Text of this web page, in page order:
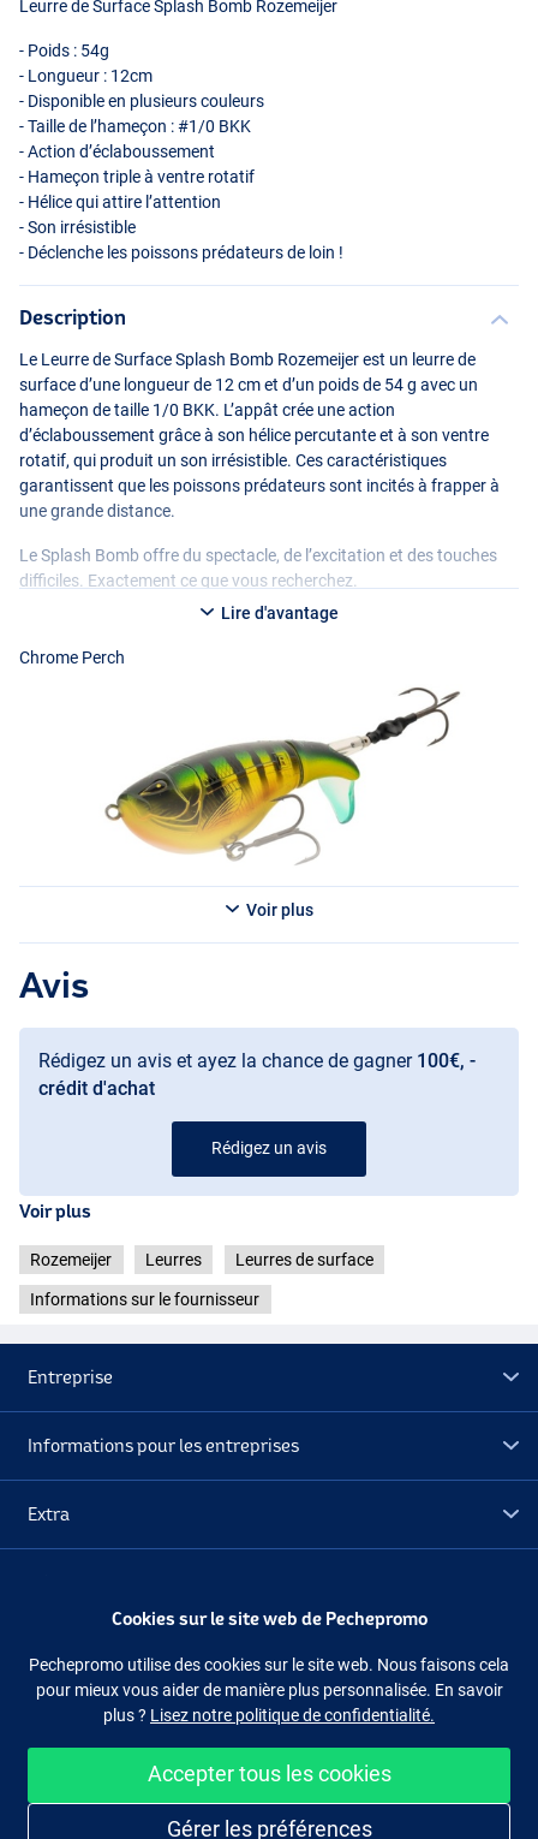
Black Ghost
Pike Candy
Leurre de Surface Splash Bomb Rozemeijer
- Poids : 54g
- Longueur : 12cm
- Disponible en plusieurs couleurs
- Taille de l’hameçon : #1/0 BKK
- Action d’éclaboussement
- Hameçon triple à ventre rotatif
- Hélice qui attire l’attention
- Son irrésistible
- Déclenche les poissons prédateurs de loin !
Description
Le Leurre de Surface Splash Bomb Rozemeijer est un leurre de
surface d’une longueur de 12 cm et d’un poids de 54 g avec un
hameçon de taille 1/0 BKK. L’appât crée une action
d’éclaboussement grâce à son hélice percutante et à son ventre
rotatif, qui produit un son irrésistible. Ces caractéristiques
garantissent que les poissons prédateurs sont incités à frapper à
une grande distance.
Le Splash Bomb offre du spectacle, de l’excitation et des touches
difficiles. Exactement ce que vous recherchez.
Lire d'avantage
Chrome Perch
Black Ghost
Voir plus
Avis
Rédigez un avis et ayez la chance de gagner 100€, -
crédit d'achat
Rédigez un avis
Voir plus
Rozemeijer Leurres Leurres de surface
Informations sur le fournisseur
Entreprise
Informations pour les entreprises
Extra
Suivez-nous Facebook Instagram
Cookies sur le site web de Pechepromo
Pechepromo utilise des cookies sur le site web. Nous faisons cela
pour mieux vous aider de manière plus personnalisée. En savoir
plus ? Lisez notre politique de confidentialité.
Accepter tous les cookies
Gérer les préférences